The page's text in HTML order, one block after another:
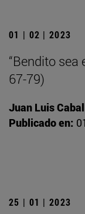
01 | 02 | 2023
“Bendito sea
67-79)
Juan Luis
Publicado en:
25 | 01 | 2023